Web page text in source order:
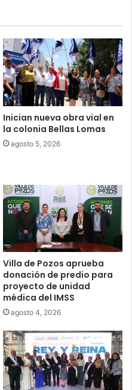
Inician nueva obra vial en
la colonia Bellas Lomas
agosto 5, 2026
Villa de Pozos aprueba
donación de predio para
proyecto de unidad
médica del IMSS
agosto 4, 2026